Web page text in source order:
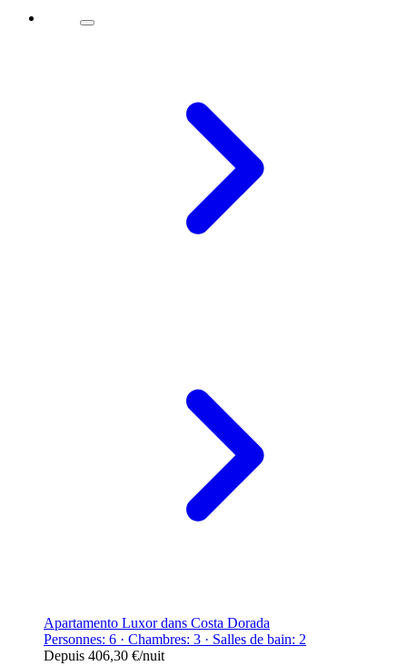
Apartamento Luxor dans Costa Dorada
Personnes: 6 · Chambres: 3 · Salles de bain: 2
Depuis 406,30 €/nuit